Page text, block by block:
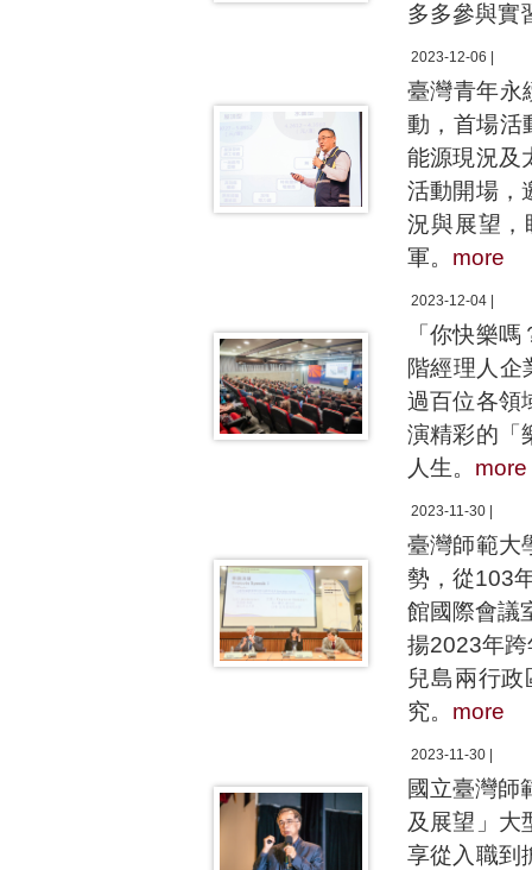
多多參與實
2023-12-06 |
臺灣青年永
動，首場活
能源現況及
活動開場，
況與展望，
軍。 more
2023-12-04 |
「你快樂
階經理人企
過百位各領
演精彩的「
人生。 more
2023-11-30 |
臺灣師範大
勢，從103
館國際會議
揚2023年
兒島兩行
究。 more
2023-11-30 |
國立臺灣師
及展望」大
享從入職到